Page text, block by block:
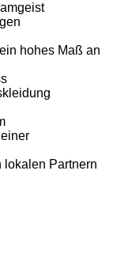
hohes Maß an
lokalen Partnern